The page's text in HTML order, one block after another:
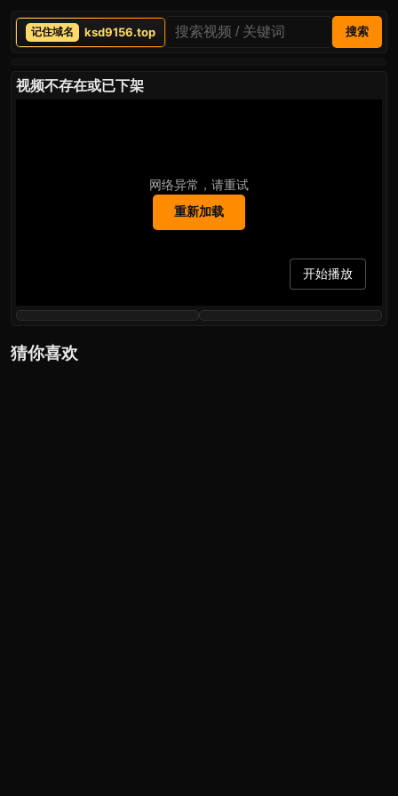
ksd9156.top 搜索
视频不存在或已下架
网络异常，请重试
重新加载
开始播放
猜你喜欢